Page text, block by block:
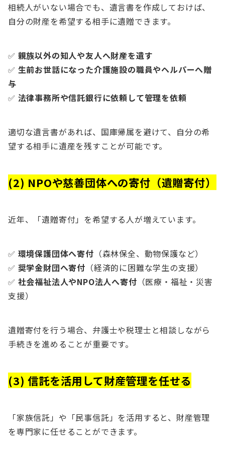
相続人がいない場合でも、遺言書を作成しておけば、
自分の財産を希望する相手に遺贈できます。
✅ 親族以外の知人や友人へ財産を遺す
✅ 生前お世話になった介護施設の職員やヘルパーへ贈
与
✅ 法律事務所や信託銀行に依頼して管理を依頼
適切な遺言書があれば、国庫帰属を避けて、自分の希
望する相手に遺産を残すことが可能です。
(2) NPOや慈善団体への寄付（遺贈寄付）
近年、「遺贈寄付」を希望する人が増えています。
✅ 環境保護団体へ寄付 （森林保全、動物保護など）
✅ 奨学金財団へ寄付 （経済的に困難な学生の支援）
✅ 社会福祉法人やNPO法人へ寄付 （医療・福祉・災害
支援）
遺贈寄付を行う場合、弁護士や税理士と相談しながら
手続きを進めることが重要です。
(3) 信託を活用して財産管理を任せる
「家族信託」や「民事信託」を活用すると、財産管理
を専門家に任せることができます。